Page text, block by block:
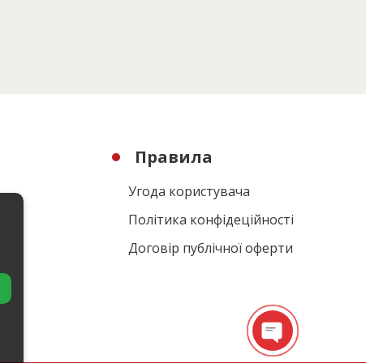
Правила
Угода користувача
Політика конфідеційності
Договір публічної оферти